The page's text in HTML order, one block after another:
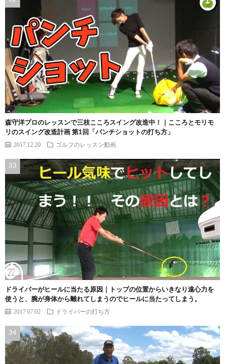
森守洋プロのレッスンで三枝こころスイング改造中！｜こころとモリモ
リのスイング改造計画 第1回「パンチショットの打ち方」
2017.12.20 ゴルフのレッスン動画
ドライバーがヒールに当たる原因｜トップの位置からいきなり遠心力を
使うと、腕が身体から離れてしまうのでヒールに当たってしまう。
2017.07.02 ドライバーの打ち方